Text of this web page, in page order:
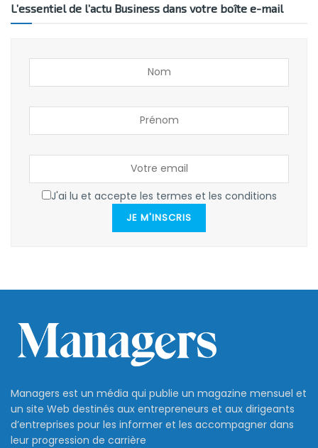
L’essentiel de l’actu Business dans votre boîte e-mail
J'ai lu et accepte les termes et les conditions
JE M'INSCRIS
Managers est un média qui publie un magazine mensuel et
un site Web destinés aux entrepreneurs et aux dirigeants
d’entreprises pour les informer et les accompagner dans
leur progression de carrière